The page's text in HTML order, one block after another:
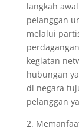
langkah
pelanggan
melalui
kegiatan
hubungan
di negara
pelanggan
2.